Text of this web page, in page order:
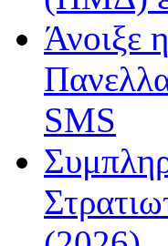
Άνοιξε
SMS